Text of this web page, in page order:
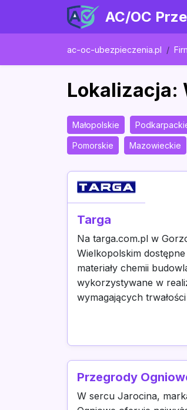
AC/OC
ac-oc-ubezpieczenia.pl
Lokalizacja:
Małopolskie
Pomorskie Mazowieckie
Targa
Na targa.com.pl w
Wielkopolskim
materiały chemii
wykorzystywane w
wymagających trwałości
Przegrody
W sercu Jarocina,